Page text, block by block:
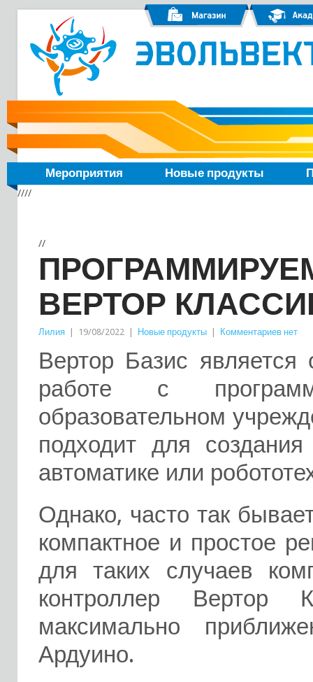
Мероприятия Новые продукты
////
//
ВЕРТОР
Лилия 19/08/2022 Новые продукты Комментариев нет
Вертор Базис
работе с
образовательном
подходит для
автоматике или
Однако, часто так
компактное и простое
для таких случаев
контроллер Вертор
максимально
Ардуино.